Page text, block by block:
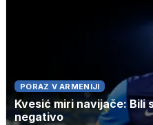
PORAZ V ARMENIJI
Kvesić miri navijače: Bili
negativo